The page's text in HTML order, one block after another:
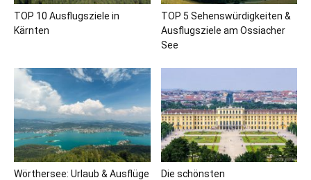
TOP 10 Ausflugsziele in
Kärnten
TOP 5 Sehenswürdigkeiten &
Ausflugsziele am Ossiacher
See
Wörthersee: Urlaub & Ausflüge
Die schönsten